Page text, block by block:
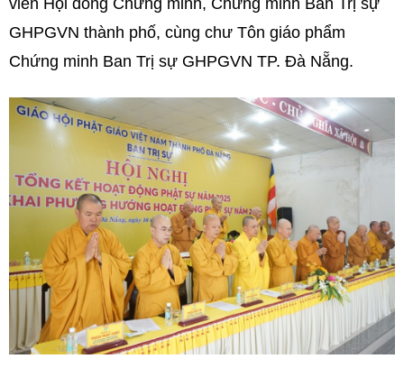
viên Hội đồng Chứng minh, Chứng minh Ban Trị sự
GHPGVN thành phố, cùng chư Tôn giáo phẩm
Chứng minh Ban Trị sự GHPGVN TP. Đà Nẵng.